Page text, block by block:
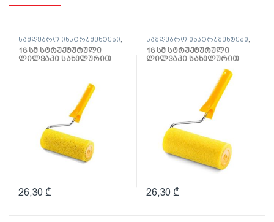
სამღებრო ინსტრუმენტები
ლილვაკი და აქსესუარები
18 სმ სტრუქტურული
ლილვაკი სახელურით
26,30 ₾
სამღებრო ინსტრუმენტები
ლილვაკი და აქსესუარები
18 სმ სტრუქტურული
ლილვაკი სახელურით
26,30 ₾